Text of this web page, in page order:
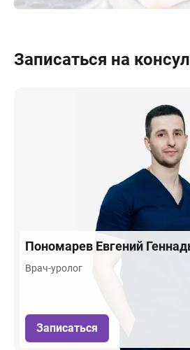
Записаться на
Пономарев Евгений
Врач-уролог
Записаться